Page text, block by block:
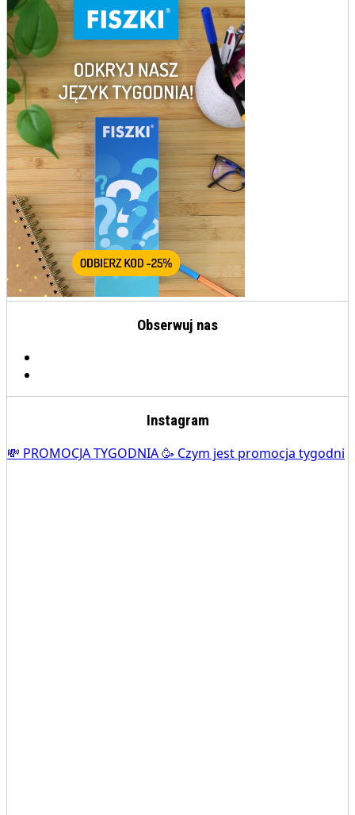
Obserwuj nas
Instagram
💸 PROMOCJA TYGODNIA 🥳 Czym jest promocja tygodni